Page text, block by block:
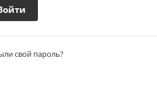
свой пароль?